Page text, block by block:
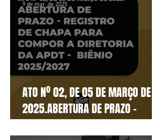
ATO Nº 02, DE 05 DE MARÇO DE
2025.ABERTURA DE PRAZO -
REGISTRO DE CHAPA PARA
9 de mar. de 2025